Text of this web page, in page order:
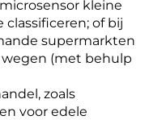
kleine
of bij
supermarkten
(met behulp
zoals
voor edele